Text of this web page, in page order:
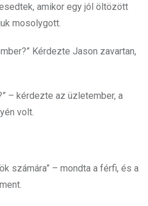
amikor egy jól öltözött
mosolygott.
Kérdezte Jason zavartan,
– kérdezte az üzletember, a
volt.
számára” – mondta a férfi, és a